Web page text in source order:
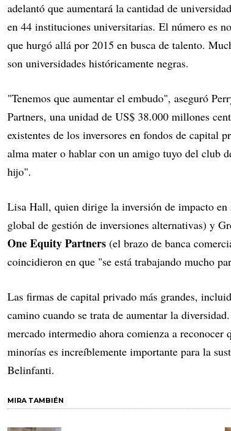
adelantó que aumentará la cantidad de
en 44 instituciones universitarias. El número es
que hurgó allá por 2015 en busca de talento.
son universidades históricamente negras.
"Tenemos que aumentar el embudo", aseguró
Partners, una unidad de US$ 38.000 millones
existentes de los inversores en fondos de capital
alma mater o hablar con un amigo tuyo del club
hijo".
Lisa Hall, quien dirige la inversión de impacto en
global de gestión de inversiones alternativas) y
One Equity Partners (el brazo de banca
coincidieron en que "se está trabajando mucho
Las firmas de capital privado más grandes,
camino cuando se trata de aumentar la
mercado intermedio ahora comienza a reconocer
minorías es increíblemente importante para la
Belinfanti.
MIRA TAMBIÉN